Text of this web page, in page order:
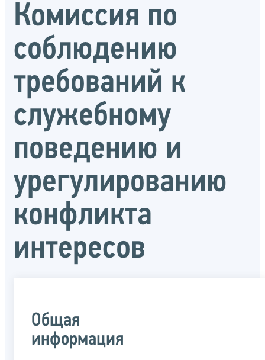
Комиссия по
соблюдению
требований к
служебному
поведению и
урегулированию
конфликта
интересов
Общая
информация